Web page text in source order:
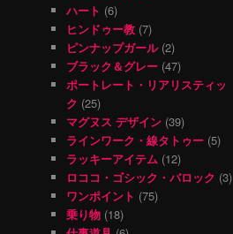
ハート (6)
ヒンドゥー教 (7)
ピンナップガール(2)
ブラック＆グレー (47)
ポートレート・リアリスティッ
ク (25)
マグヌス デザイン (39)
ラインワーク・線タトゥー (5)
ラッキーアイテム (12)
ロココ・ゴシック・バロック (3)
ワンポイント (75)
乗り物 (18)